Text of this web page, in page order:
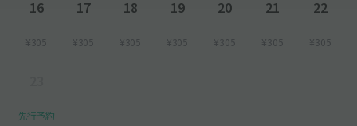
16
¥305
17
¥305
18
¥305
19
¥305
20
¥305
21
¥305
22
¥305
先行予約